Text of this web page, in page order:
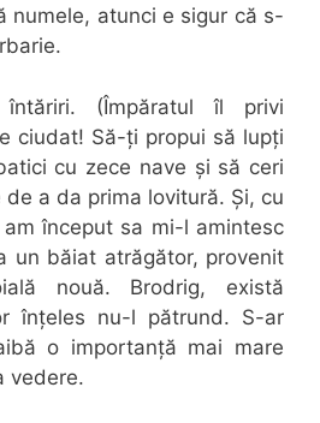
numele, atunci e sigur că s-
(Împăratul îl privi
ciudat! Să-ți propui să lupți
cu zece nave și să ceri
a da prima lovitură. Și, cu
început sa mi-l amintesc
un băiat atrăgător, provenit
nouă. Brodrig, există
înțeles nu-l pătrund. S-ar
o importanță mai mare
vedere.